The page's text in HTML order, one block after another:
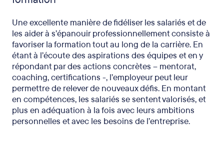
Une excellente manière de fidéliser les salariés et de
les aider à s’épanouir professionnellement consiste à
favoriser la formation tout au long de la carrière. En
étant à l’écoute des aspirations des équipes et en y
répondant par des actions concrètes – mentorat,
coaching, certifications -, l’employeur peut leur
permettre de relever de nouveaux défis. En montant
en compétences, les salariés se sentent valorisés, et
plus en adéquation à la fois avec leurs ambitions
personnelles et avec les besoins de l’entreprise.